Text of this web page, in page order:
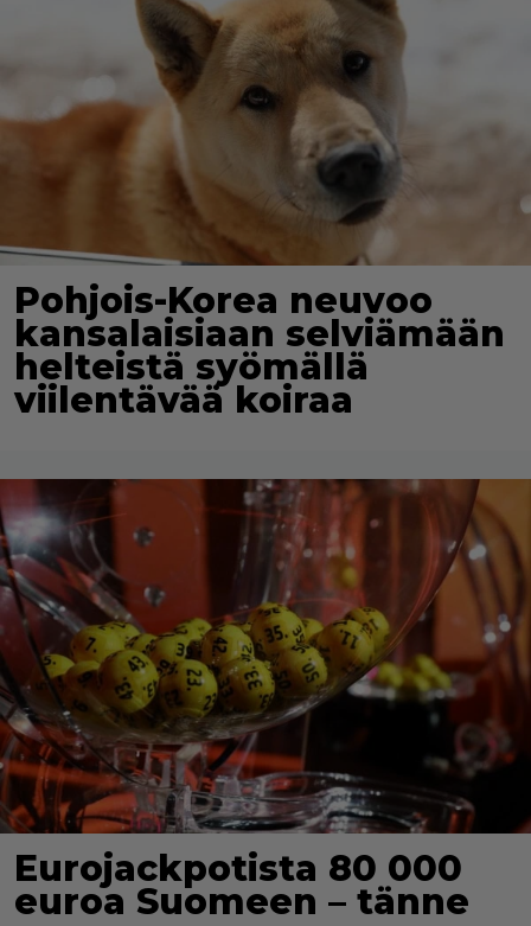
Pohjois-Korea neuvoo
kansalaisiaan selviämään
helteistä syömällä
viilentävää koiraa
Eurojackpotista 80 000
euroa Suomeen – tänne